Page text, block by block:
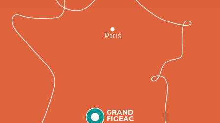
GRAND
FIGEAC
Paris